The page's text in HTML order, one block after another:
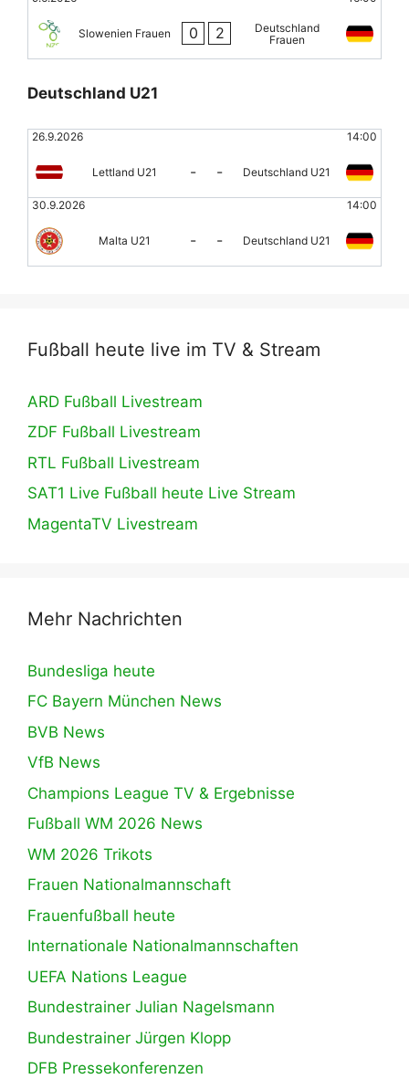
Slowenien Frauen 0 2
Deutschland
Frauen
Deutschland U21
26.9.2026 14:00
Lettland U21 - - Deutschland U21
30.9.2026 14:00
Malta U21 - - Deutschland U21
Fußball heute live im TV & Stream
ARD Fußball Livestream
ZDF Fußball Livestream
RTL Fußball Livestream
SAT1 Live Fußball heute Live Stream
MagentaTV Livestream
Mehr Nachrichten
Bundesliga heute
FC Bayern München News
BVB News
VfB News
Champions League TV & Ergebnisse
Fußball WM 2026 News
WM 2026 Trikots
Frauen Nationalmannschaft
Frauenfußball heute
Internationale Nationalmannschaften
UEFA Nations League
Bundestrainer Julian Nagelsmann
Bundestrainer Jürgen Klopp
DFB Pressekonferenzen